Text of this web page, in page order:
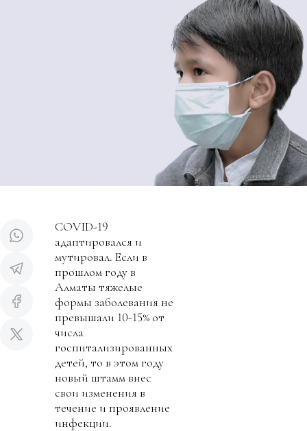
COVID-19
адаптировался и
мутировал. Если в
прошлом году в
Алматы тяжелые
формы заболевания не
превышали 10-15% от
числа
госпитализированных
детей, то в этом году
новый штамм внес
свои изменения в
течение и проявление
инфекции.